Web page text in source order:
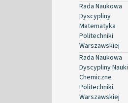
Rada Naukowa
Dyscypliny
Matematyka
Politechniki
Warszawskiej
Rada Naukowa
Dyscypliny Nauki
Chemiczne
Politechniki
Warszawskiej